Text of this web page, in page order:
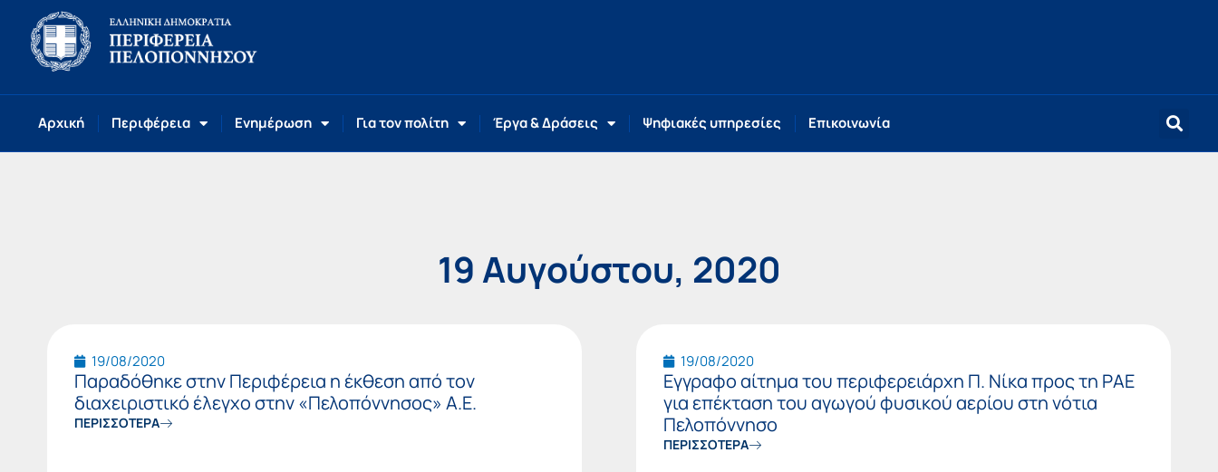
Αρχική Περιφέρεια Ενημέρωση Για τον πολίτη Έργα & Δράσεις Ψηφιακές υπηρεσίες Επικοινωνία
19 Αυγούστου, 2020
19/08/2020
Παραδόθηκε στην Περιφέρεια η έκθεση από τον
διαχειριστικό έλεγχο στην «Πελοπόννησος» Α.Ε.
ΠΕΡΙΣΣΟΤΕΡΑ
19/08/2020
Εγγραφο αίτημα του περιφερειάρχη Π. Νίκα προς τη ΡΑΕ
για επέκταση του αγωγού φυσικού αερίου στη νότια
Πελοπόννησο
ΠΕΡΙΣΣΟΤΕΡΑ